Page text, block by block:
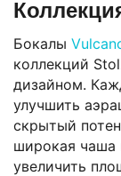
Бокалы
коллекций
дизайном.
улучшить
скрытый
широкая чаша
увеличить